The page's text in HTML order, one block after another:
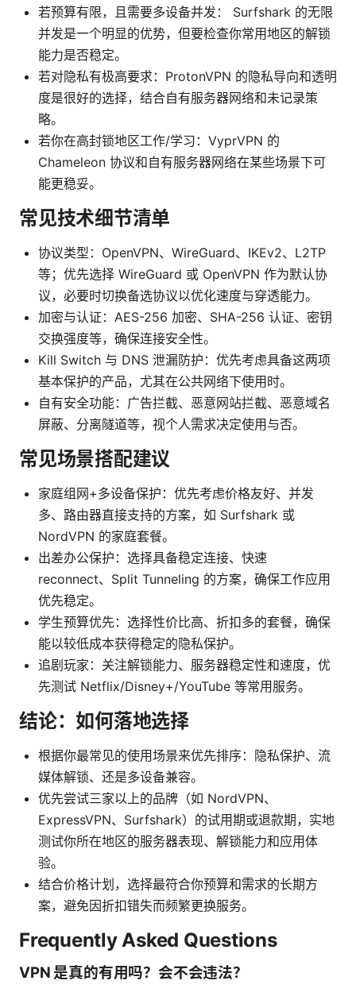
若预算有限，且需要多设备并发： Surfshark 的无限
并发是一个明显的优势，但要检查你常用地区的解锁
能力是否稳定。
若对隐私有极高要求：ProtonVPN 的隐私导向和透明
度是很好的选择，结合自有服务器网络和未记录策
略。
若你在高封锁地区工作/学习：VyprVPN 的
Chameleon 协议和自有服务器网络在某些场景下可
能更稳妥。
常见技术细节清单
协议类型：OpenVPN、WireGuard、IKEv2、L2TP
等；优先选择 WireGuard 或 OpenVPN 作为默认协
议，必要时切换备选协议以优化速度与穿透能力。
加密与认证：AES-256 加密、SHA-256 认证、密钥
交换强度等，确保连接安全性。
Kill Switch 与 DNS 泄漏防护：优先考虑具备这两项
基本保护的产品，尤其在公共网络下使用时。
自有安全功能：广告拦截、恶意网站拦截、恶意域名
屏蔽、分离隧道等，视个人需求决定使用与否。
常见场景搭配建议
家庭组网+多设备保护：优先考虑价格友好、并发
多、路由器直接支持的方案，如 Surfshark 或
NordVPN 的家庭套餐。
出差办公保护：选择具备稳定连接、快速
reconnect、Split Tunneling 的方案，确保工作应用
优先稳定。
学生预算优先：选择性价比高、折扣多的套餐，确保
能以较低成本获得稳定的隐私保护。
追剧玩家：关注解锁能力、服务器稳定性和速度，优
先测试 Netflix/Disney+/YouTube 等常用服务。
结论：如何落地选择
根据你最常见的使用场景来优先排序：隐私保护、流
媒体解锁、还是多设备兼容。
优先尝试三家以上的品牌（如 NordVPN、
ExpressVPN、Surfshark）的试用期或退款期，实地
测试你所在地区的服务器表现、解锁能力和应用体
验。
结合价格计划，选择最符合你预算和需求的长期方
案，避免因折扣错失而频繁更换服务。
Frequently Asked Questions
VPN 是真的有用吗？会不会违法？